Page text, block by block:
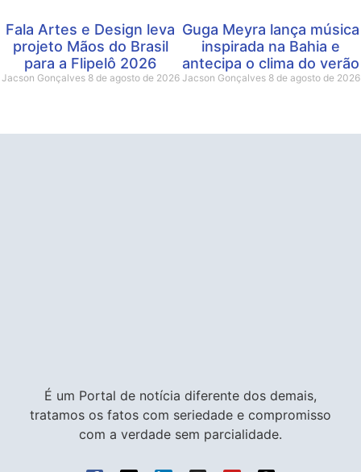
Fala Artes e Design leva
projeto Mãos do Brasil
para a Flipelô 2026
Jacson Gonçalves 8 de agosto de 2026
Guga Meyra lança música
inspirada na Bahia e
antecipa o clima do verão
Jacson Gonçalves 8 de agosto de 2026
É um Portal de notícia diferente dos demais,
tratamos os fatos com seriedade e compromisso
com a verdade sem parcialidade.